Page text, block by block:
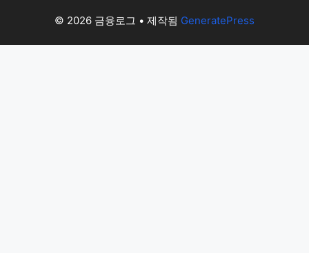
© 2026 금융로그 • 제작됨 GeneratePress